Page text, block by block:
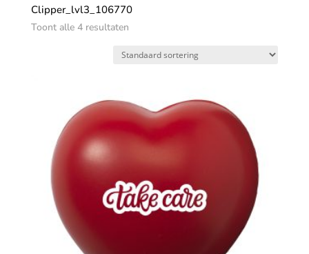
Clipper_lvl3_106770
Toont alle 4 resultaten